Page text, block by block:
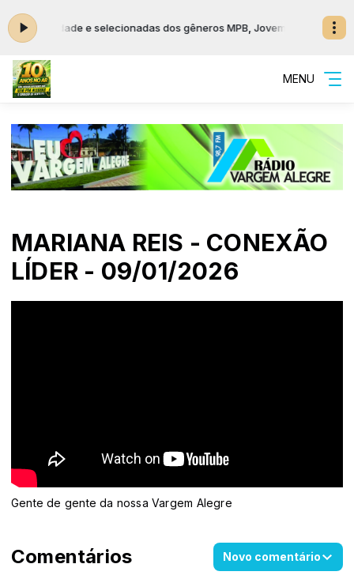
e selecionadas dos gêneros MPB, Jovem Guarda e
MENU
MARIANA REIS - CONEXÃO
LÍDER - 09/01/2026
Gente de gente da nossa Vargem Alegre
Comentários Novo comentário